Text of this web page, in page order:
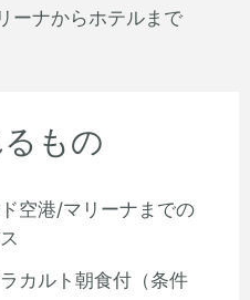
ーナからホテルまで
もの
空港/マリーナまでの
カルト朝食付（条件